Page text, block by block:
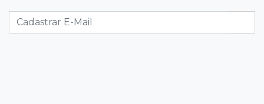
confronto com policiais militares